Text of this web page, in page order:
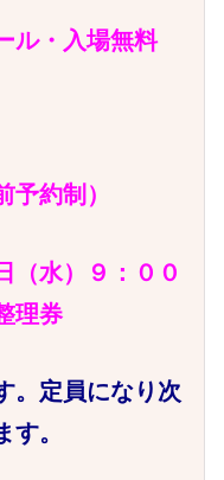
ル・入場無料
予約制）
（水）９：００
理券
。定員になり次
。